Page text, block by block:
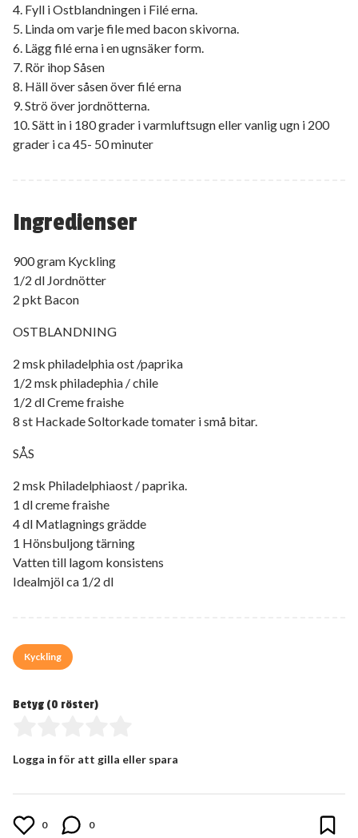
Ingredienser
900 gram Kyckling
1/2 dl Jordnötter
2 pkt Bacon
OSTBLANDNING
2 msk philadelphia ost /paprika
1/2 msk philadephia / chile
1/2 dl Creme fraishe
8 st Hackade Soltorkade tomater i små bitar.
SÅS
2 msk Philadelphiaost / paprika.
1 dl creme fraishe
4 dl Matlagnings grädde
1 Hönsbuljong tärning
Vatten till lagom konsistens
Idealmjöl ca 1/2 dl
4. Fyll i Ostblandningen i Filé erna.
5. Linda om varje file med bacon skivorna.
6. Lägg filé erna i en ugnsäker form.
7. Rör ihop Såsen
8. Häll över såsen över filé erna
9. Strö över jordnötterna.
10. Sätt in i 180 grader i varmluftsugn eller vanlig ugn i 200
grader i ca 45- 50 minuter
Kyckling
Betyg (0 röster)
Logga in för att gilla eller spara
0 0